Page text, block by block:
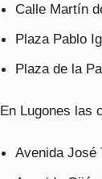
Calle Martín
Plaza Pablo
Plaza de la
En Lugones las
Avenida José